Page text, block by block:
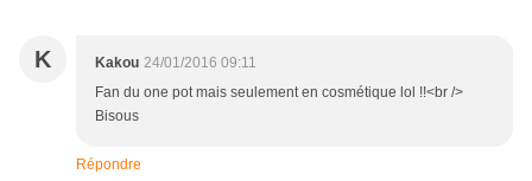
K Kakou 24/01/2016 09:11
Fan du one pot mais seulement en cosmétique lol !!<br />
Bisous
Répondre